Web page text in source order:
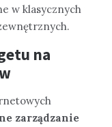
w klasycznych
na
zarządzanie